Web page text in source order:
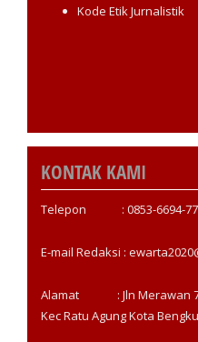
Kode Etik Jurnalistik
KONTAK KAMI
Telepon : 0853-6694-
E-mail Redaksi :
Alamat : Jln Merawan 7
Kec Ratu Agung Kota